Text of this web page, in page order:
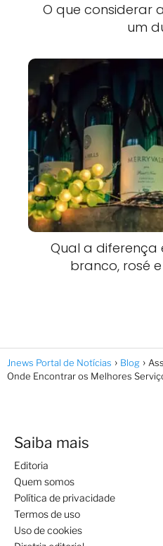
O que considerar
um
Qual a diferença
branco, rosé
Jnews Portal de Notícias Blog
Onde Encontrar os Melhores
Saiba mais
Editoria
Quem somos
Política de privacidade
Termos de uso
Uso de cookies